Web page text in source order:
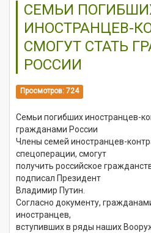
СЕМЬИ
ИНОСТРАНЦЕВ-
СМОГУТ СТАТЬ
РОССИИ
Просмотров: 724
Семьи погибших иностранцев-
гражданами России
Члены семей иностранцев-
спецоперации, смогут
получить российское
подписал Президент
Владимир Путин.
Согласно документу,
иностранцев,
вступивших в ряды наших